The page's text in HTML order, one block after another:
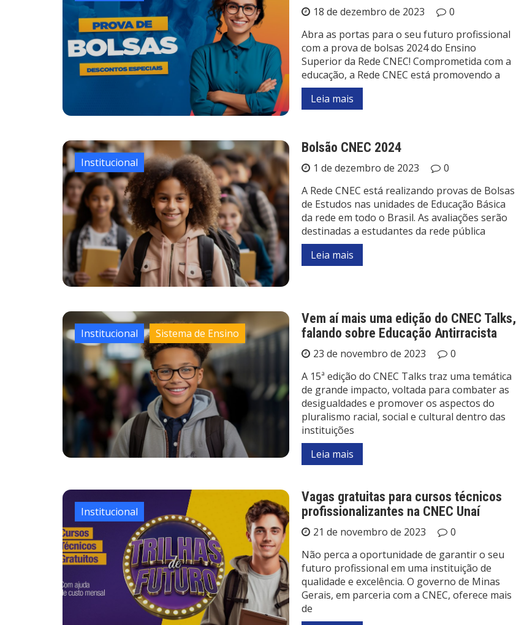
18 de dezembro de 2023
0
Abra as portas para o seu futuro profissional
com a prova de bolsas 2024 do Ensino
Superior da Rede CNEC! Comprometida com a
educação, a Rede CNEC está promovendo a
Leia mais
Institucional
Bolsão CNEC 2024
1 de dezembro de 2023
0
A Rede CNEC está realizando provas de Bolsas
de Estudos nas unidades de Educação Básica
da rede em todo o Brasil. As avaliações serão
destinadas a estudantes da rede pública
Leia mais
Institucional Sistema de Ensino
Vem aí mais uma edição do CNEC Talks,
falando sobre Educação Antirracista
23 de novembro de 2023
0
A 15ª edição do CNEC Talks traz uma temática
de grande impacto, voltada para combater as
desigualdades e promover os aspectos do
pluralismo racial, social e cultural dentro das
instituições
Leia mais
Institucional
Vagas gratuitas para cursos técnicos
profissionalizantes na CNEC Unaí
21 de novembro de 2023
0
Não perca a oportunidade de garantir o seu
futuro profissional em uma instituição de
qualidade e excelência. O governo de Minas
Gerais, em parceria com a CNEC, oferece mais
de